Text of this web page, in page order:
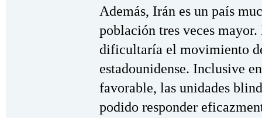
Además, Irán es un país
población tres veces
dificultaría el movimiento
estadounidense. Inclusive
favorable, las unidades
podido responder